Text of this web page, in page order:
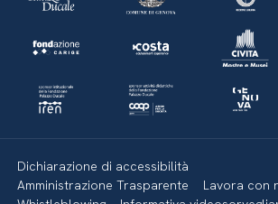
Dichiarazione di accessibilità
Amministrazione Trasparente
Lavora con